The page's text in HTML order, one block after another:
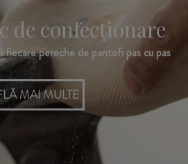
de confecționare
fiecare pereche de pantofi pas cu pas
MAI MULTE